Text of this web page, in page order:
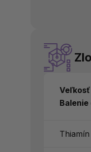
Veľkosť
Balenie